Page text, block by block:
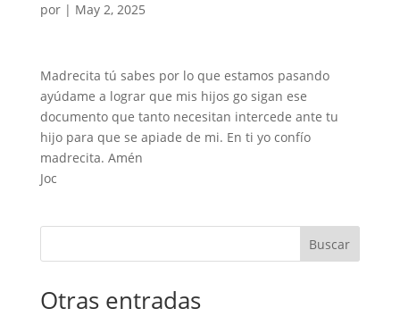
por | May 2, 2025
Madrecita tú sabes por lo que estamos pasando
ayúdame a lograr que mis hijos go sigan ese
documento que tanto necesitan intercede ante tu
hijo para que se apiade de mi. En ti yo confío
madrecita. Amén
Joc
Buscar
Otras entradas